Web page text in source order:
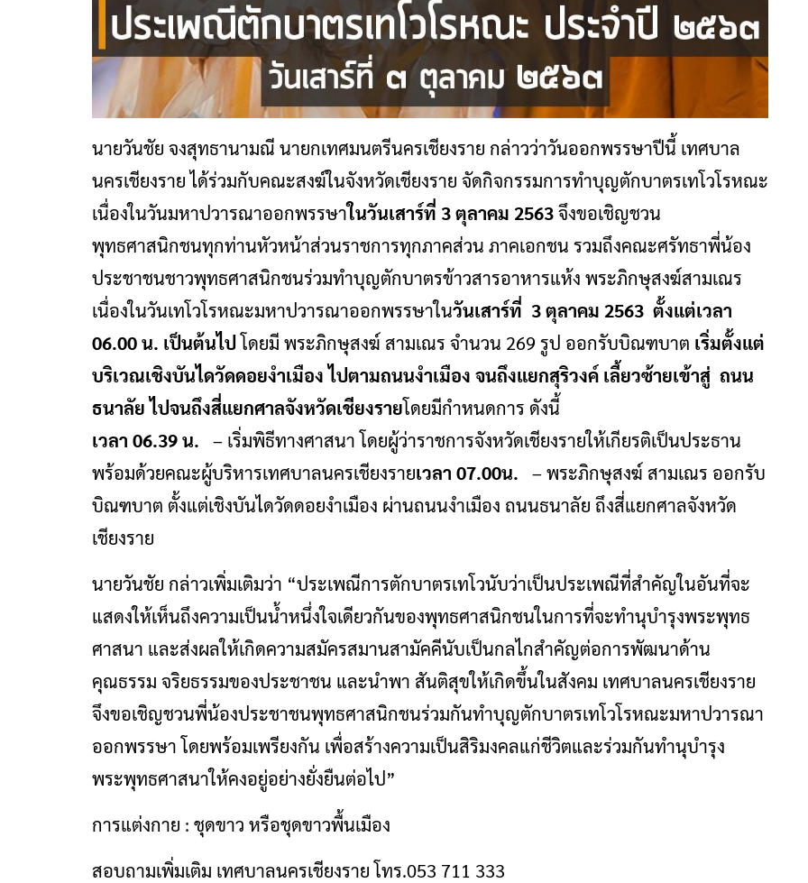
นายวันชัย จงสุทธานามณี นายกเทศมนตรีนครเชียงราย กล่าวว่าวันออกพรรษาปีนี้ เทศบาล
นครเชียงราย ได้ร่วมกับคณะสงฆ์ในจังหวัดเชียงราย จัดกิจกรรมการทำบุญตักบาตรเทโวโรหณะ
เนื่องในวันมหาปวารณาออกพรรษาในวันเสาร์ที่ 3 ตุลาคม 2563จึงขอเชิญชวน
พุทธศาสนิกชนทุกท่านหัวหน้าส่วนราชการทุกภาคส่วน ภาคเอกชน รวมถึงคณะศรัทธาพี่น้อง
ประชาชนชาวพุทธศาสนิกชนร่วมทำบุญตักบาตรข้าวสารอาหารแห้ง พระภิกษุสงฆ์สามเณร
เนื่องในวันเทโวโรหณะมหาปวารณาออกพรรษาในวันเสาร์ที่ 3 ตุลาคม 2563 ตั้งแต่เวลา
06.00 น. เป็นต้นไปโดยมี พระภิกษุสงฆ์ สามเณร จำนวน 269 รูป ออกรับบิณฑบาต เริ่มตั้งแต่
บริเวณเชิงบันไดวัดดอยงำเมือง ไปตามถนนงำเมือง จนถึงแยกสุริวงค์ เลี้ยวซ้ายเข้าสู่ ถนน
ธนาลัย ไปจนถึงสี่แยกศาลจังหวัดเชียงรายโดยมีกำหนดการ ดังนี้
เวลา 06.39 น. – เริ่มพิธีทางศาสนา โดยผู้ว่าราชการจังหวัดเชียงรายให้เกียรติเป็นประธาน
พร้อมด้วยคณะผู้บริหารเทศบาลนครเชียงรายเวลา 07.00น. – พระภิกษุสงฆ์ สามเณร ออกรับ
บิณฑบาต ตั้งแต่เชิงบันไดวัดดอยงำเมือง ผ่านถนนงำเมือง ถนนธนาลัย ถึงสี่แยกศาลจังหวัด
เชียงราย
นายวันชัย กล่าวเพิ่มเติมว่า “ประเพณีการตักบาตรเทโวนับว่าเป็นประเพณีที่สำคัญในอันที่จะ
แสดงให้เห็นถึงความเป็นน้ำหนึ่งใจเดียวกันของพุทธศาสนิกชนในการที่จะทำนุบำรุงพระพุทธ
ศาสนา และส่งผลให้เกิดความสมัครสมานสามัคคีนับเป็นกลไกสำคัญต่อการพัฒนาด้าน
คุณธรรม จริยธรรมของประชาชน และนำพา สันติสุขให้เกิดขึ้นในสังคม เทศบาลนครเชียงราย
จึงขอเชิญชวนพี่น้องประชาชนพุทธศาสนิกชนร่วมกันทำบุญตักบาตรเทโวโรหณะมหาปวารณา
ออกพรรษา โดยพร้อมเพรียงกัน เพื่อสร้างความเป็นสิริมงคลแก่ชีวิตและร่วมกันทำนุบำรุง
พระพุทธศาสนาให้คงอยู่อย่างยั่งยืนต่อไป”
การแต่งกาย : ชุดขาว หรือชุดขาวพื้นเมือง
สอบถามเพิ่มเติม เทศบาลนครเชียงราย โทร.053 711 333